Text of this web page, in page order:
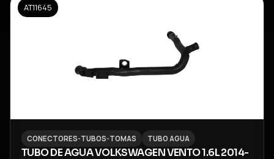
AT11645
CONECTORES-TUBOS-TOMAS TUBO AGUA
TUBO DE AGUA VOLKSWAGEN VENTO 1.6L 2014-